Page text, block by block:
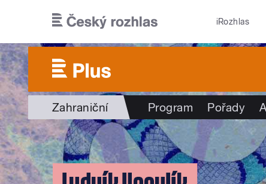
iRozhlas
Zahraniční Program Pořady